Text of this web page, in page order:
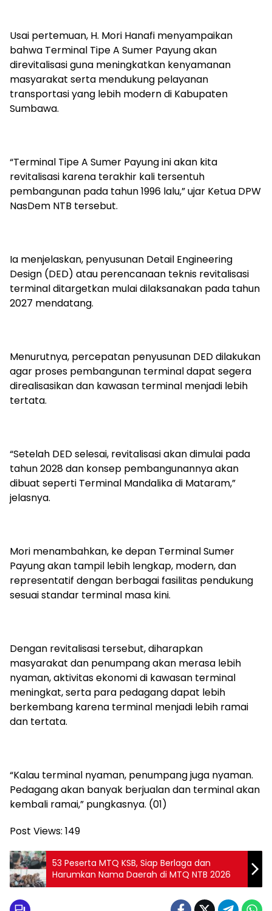
Usai pertemuan, H. Mori Hanafi menyampaikan
bahwa Terminal Tipe A Sumer Payung akan
direvitalisasi guna meningkatkan kenyamanan
masyarakat serta mendukung pelayanan
transportasi yang lebih modern di Kabupaten
Sumbawa.
“Terminal Tipe A Sumer Payung ini akan kita
revitalisasi karena terakhir kali tersentuh
pembangunan pada tahun 1996 lalu,” ujar Ketua DPW
NasDem NTB tersebut.
Ia menjelaskan, penyusunan Detail Engineering
Design (DED) atau perencanaan teknis revitalisasi
terminal ditargetkan mulai dilaksanakan pada tahun
2027 mendatang.
Menurutnya, percepatan penyusunan DED dilakukan
agar proses pembangunan terminal dapat segera
direalisasikan dan kawasan terminal menjadi lebih
tertata.
“Setelah DED selesai, revitalisasi akan dimulai pada
tahun 2028 dan konsep pembangunannya akan
dibuat seperti Terminal Mandalika di Mataram,”
jelasnya.
Mori menambahkan, ke depan Terminal Sumer
Payung akan tampil lebih lengkap, modern, dan
representatif dengan berbagai fasilitas pendukung
sesuai standar terminal masa kini.
Dengan revitalisasi tersebut, diharapkan
masyarakat dan penumpang akan merasa lebih
nyaman, aktivitas ekonomi di kawasan terminal
meningkat, serta para pedagang dapat lebih
berkembang karena terminal menjadi lebih ramai
dan tertata.
“Kalau terminal nyaman, penumpang juga nyaman.
Pedagang akan banyak berjualan dan terminal akan
kembali ramai,” pungkasnya. (01)
Post Views: 149
53 Peserta MTQ KSB, Siap Berlaga dan
Harumkan Nama Daerah di MTQ NTB 2026